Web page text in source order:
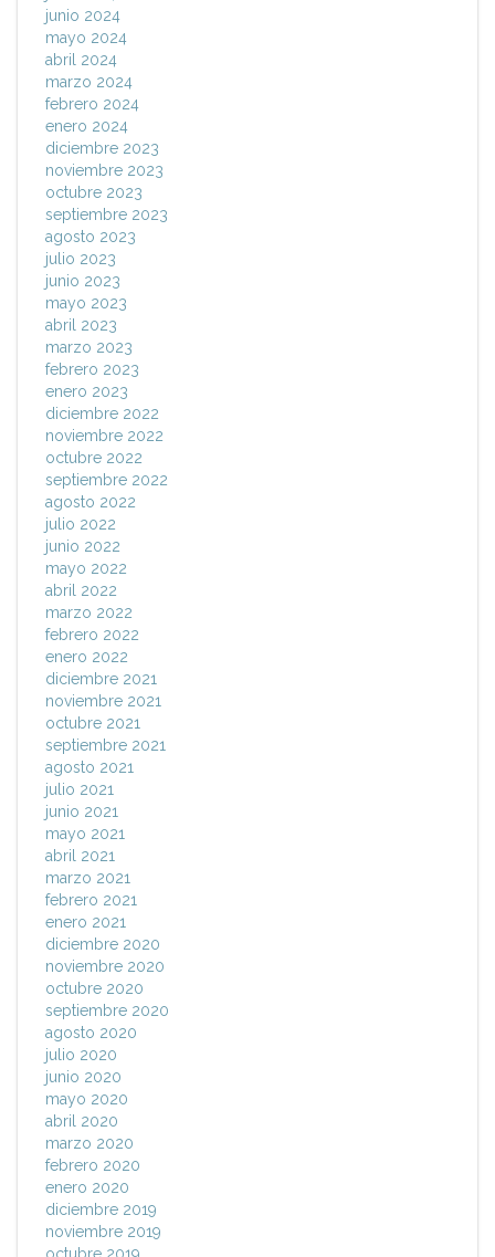
junio 2024
mayo 2024
abril 2024
marzo 2024
febrero 2024
enero 2024
diciembre 2023
noviembre 2023
octubre 2023
septiembre 2023
agosto 2023
julio 2023
junio 2023
mayo 2023
abril 2023
marzo 2023
febrero 2023
enero 2023
diciembre 2022
noviembre 2022
octubre 2022
septiembre 2022
agosto 2022
julio 2022
junio 2022
mayo 2022
abril 2022
marzo 2022
febrero 2022
enero 2022
diciembre 2021
noviembre 2021
octubre 2021
septiembre 2021
agosto 2021
julio 2021
junio 2021
mayo 2021
abril 2021
marzo 2021
febrero 2021
enero 2021
diciembre 2020
noviembre 2020
octubre 2020
septiembre 2020
agosto 2020
julio 2020
junio 2020
mayo 2020
abril 2020
marzo 2020
febrero 2020
enero 2020
diciembre 2019
noviembre 2019